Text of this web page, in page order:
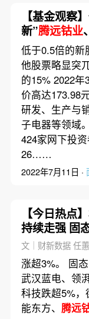
【基金观察
新”腾远钴业
低于0.5倍的新
他股票略显突
的15% 2022年3
价高达173.98
研发、生产与
子电器等领域
424家网下投
26……
2022年7月11日 ·
【今日热点
持续走强 固
整
文｜财新数据 任
涨超3%。 固
武汉蓝电、领
科技跌超5%
能东方、 腾远